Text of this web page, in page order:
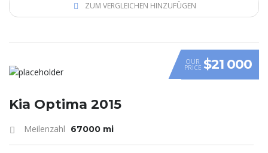
ZUM VERGLEICHEN HINZUFÜGEN
OUR
PRICE $21 000
Kia Optima 2015
Meilenzahl 67000 mi